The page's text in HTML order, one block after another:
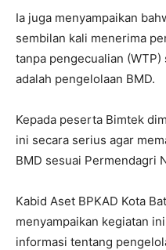
Ia juga menyampaikan
sembilan kali menerima
tanpa pengecualian
adalah pengelolaan BMD.
Kepada peserta Bimtek
ini secara serius agar
BMD sesuai Permendagri
Kabid Aset BPKAD Kota
menyampaikan kegiatan
informasi tentang